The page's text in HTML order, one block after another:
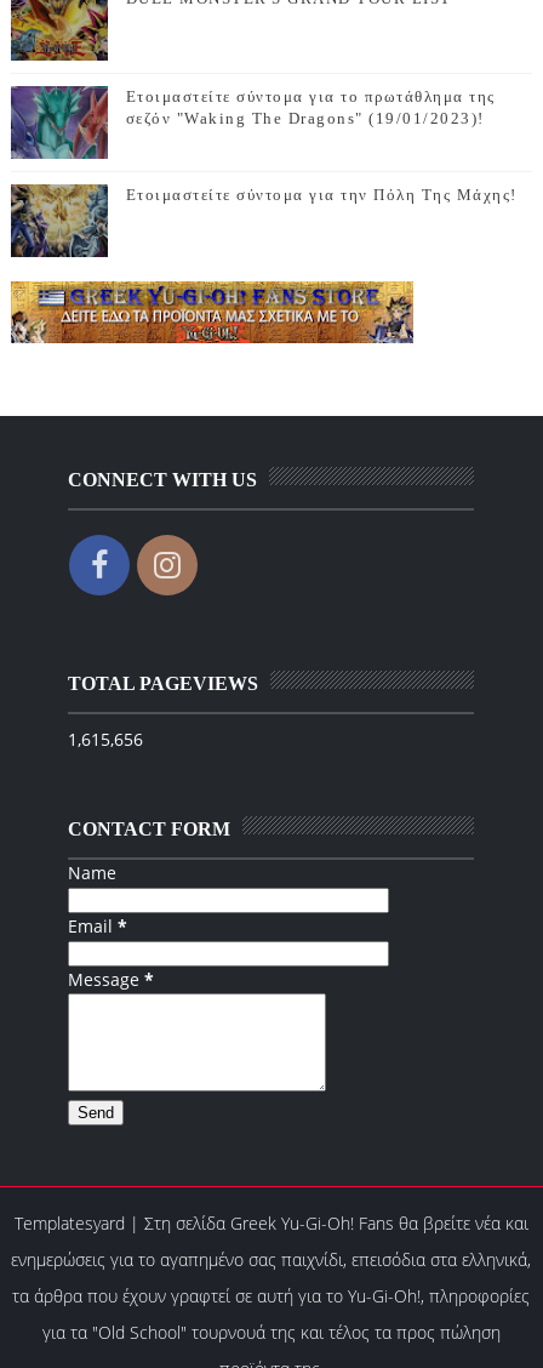
Ετοιμαστείτε σύντομα για το πρωτάθλημα της
σεζόν "Waking The Dragons" (19/01/2023)!
Ετοιμαστείτε σύντομα για την Πόλη Της Μάχης!
CONNECT WITH US
TOTAL PAGEVIEWS
1,615,656
CONTACT FORM
Name
Email*
Message*
Templatesyard | Στη σελίδα Greek Yu-Gi-Oh! Fans θα βρείτε νέα και
ενημερώσεις για το αγαπημένο σας παιχνίδι, επεισόδια στα ελληνικά,
τα άρθρα που έχουν γραφτεί σε αυτή για το Yu-Gi-Oh!, πληροφορίες
για τα "Old School" τoυρνουά της και τέλος τα προς πώληση